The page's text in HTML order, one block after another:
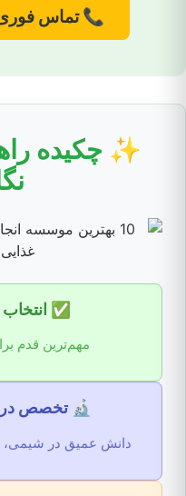
📞 تماس فوری:
✨ چکیده
✅
مهم‌ترین قدم
🔬 تخصص در
دانش عمیق در شیمی،